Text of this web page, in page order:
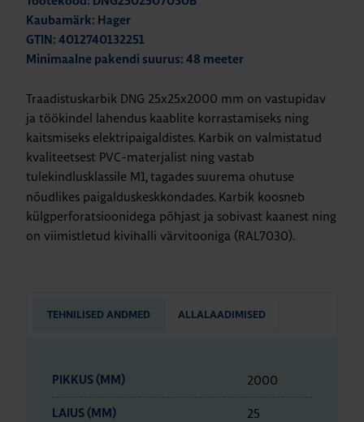
Kaubamärk: Hager
GTIN: 4012740132251
Minimaalne pakendi suurus: 48 meeter
Traadistuskarbik DNG 25x25x2000 mm on vastupidav
ja töökindel lahendus kaablite korrastamiseks ning
kaitsmiseks elektripaigaldistes. Karbik on valmistatud
kvaliteetsest PVC-materjalist ning vastab
tulekindlusklassile M1, tagades suurema ohutuse
nõudlikes paigalduskeskkondades. Karbik koosneb
külgperforatsioonidega põhjast ja sobivast kaanest ning
on viimistletud kivihalli värvitooniga (RAL7030).
TEHNILISED ANDMED ALLALAADIMISED
PIKKUS (MM) 2000
LAIUS (MM) 25